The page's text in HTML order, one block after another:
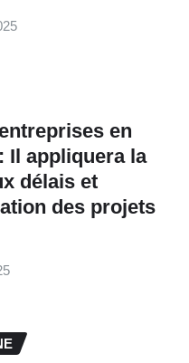
en
Il appliquera la
délais et
des projets